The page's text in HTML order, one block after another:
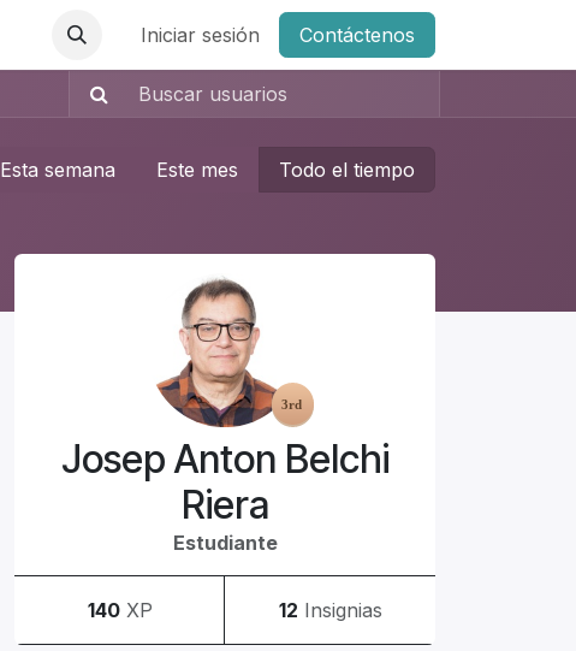
Iniciar sesión Contáctenos
Esta semana Este mes Todo el tiempo
Josep Anton Belchi
Riera
Estudiante
140 XP 12 Insignias